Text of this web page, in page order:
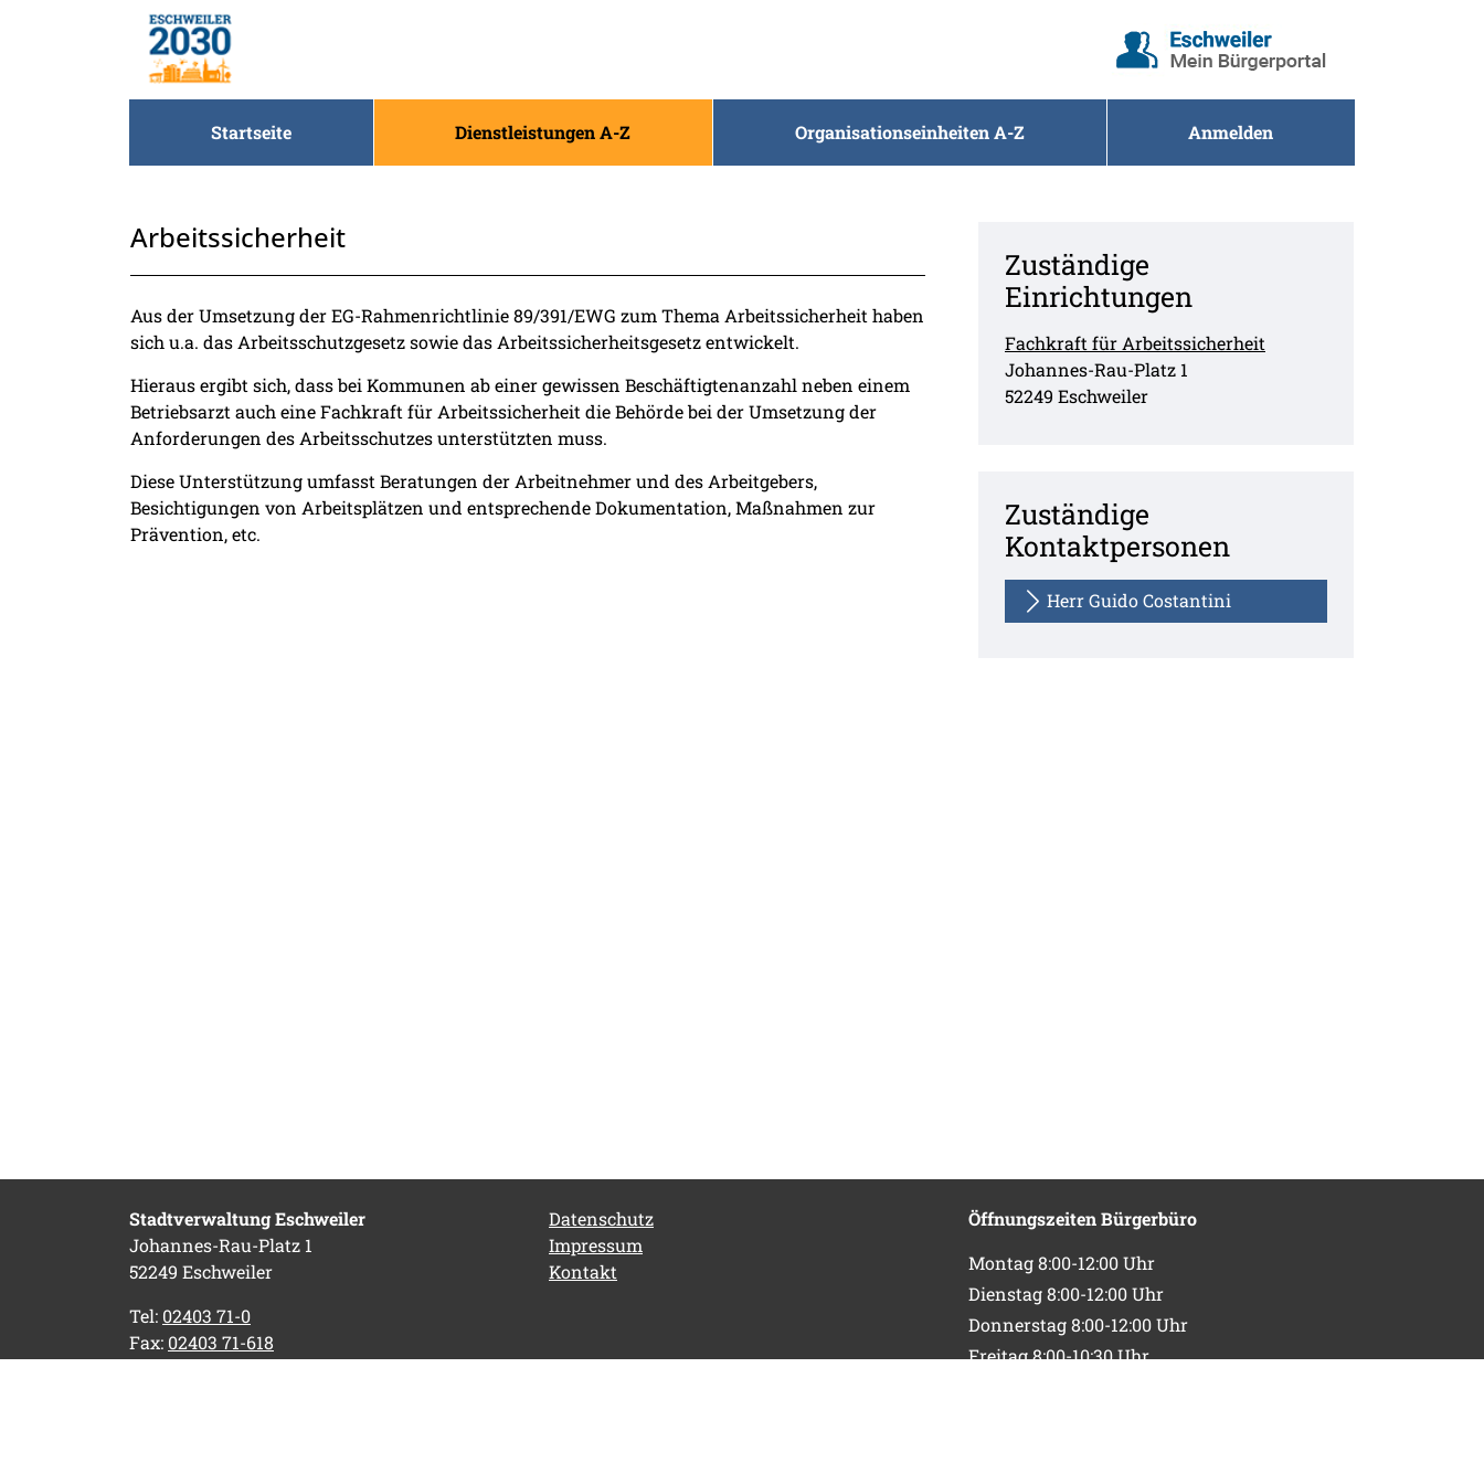
Zum Hauptinhalt springen
Startseite Dienstleistungen A-Z Organisationseinheiten A-Z Anmelden
Arbeitssicherheit
Beschreibung
Aus der Umsetzung der EG-Rahmenrichtlinie 89/391/EWG zum Thema Arbeitssicherheit haben
sich u.a. das Arbeitsschutzgesetz sowie das Arbeitssicherheitsgesetz entwickelt.
Hieraus ergibt sich, dass bei Kommunen ab einer gewissen Beschäftigtenanzahl neben einem
Betriebsarzt auch eine Fachkraft für Arbeitssicherheit die Behörde bei der Umsetzung der
Anforderungen des Arbeitsschutzes unterstützten muss.
Diese Unterstützung umfasst Beratungen der Arbeitnehmer und des Arbeitgebers,
Besichtigungen von Arbeitsplätzen und entsprechende Dokumentation, Maßnahmen zur
Prävention, etc.
Zuständige
Einrichtungen
Fachkraft für Arbeitssicherheit
Straße:
Johannes-Rau-Platz Hausnummer:
1
PLZ:
52249 Ort:
Eschweiler
Zuständige
Kontaktpersonen
Herr Guido Costantini
Stadtverwaltung Eschweiler
Johannes-Rau-Platz 1
52249 Eschweiler
Tel: 02403 71-0
Fax: 02403 71-618
Datenschutz
Impressum
Kontakt
Öffnungszeiten Bürgerbüro
Montag 8:00-12:00 Uhr
Dienstag 8:00-12:00 Uhr
Donnerstag 8:00-12:00 Uhr
Freitag 8:00-10:30 Uhr